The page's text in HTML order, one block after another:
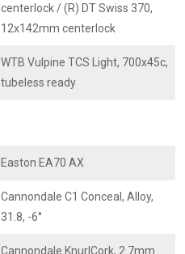
centerlock / (R) DT Swiss 370,
12x142mm centerlock
WTB Vulpine TCS Light, 700x45c,
tubeless ready
Easton EA70 AX
Cannondale C1 Conceal, Alloy,
31.8, -6°
Cannondale KnurlCork, 2.7mm